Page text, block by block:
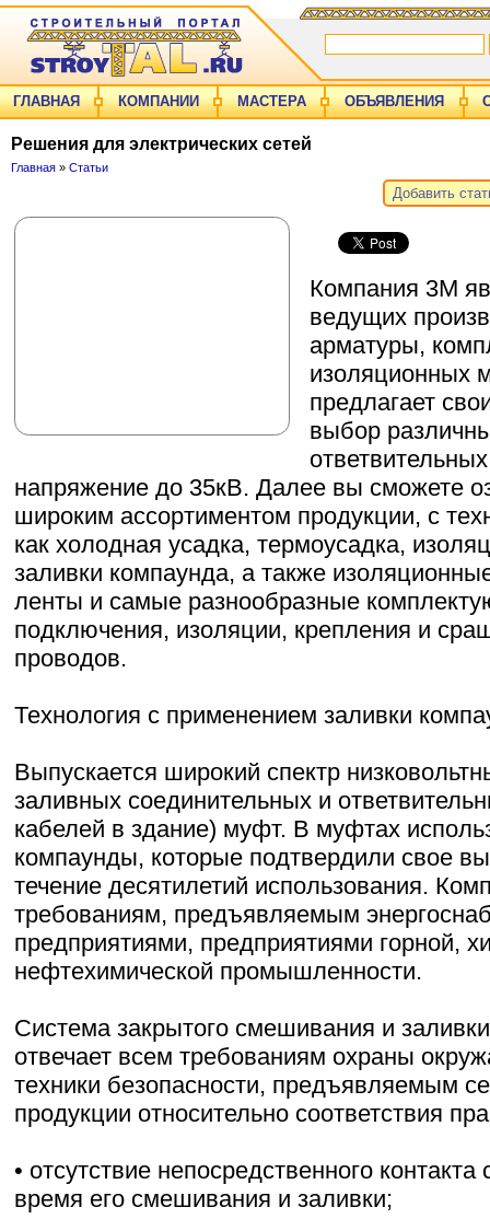
ГЛАВНАЯ КОМПАНИИ МАСТЕРА ОБЪЯВЛЕНИЯ
Решения для электрических сетей
Главная » Статьи
Добавить
Компания 3М
ведущих
арматуры,
изоляционных
предлагает
выбор
напряжение до 35кВ. Далее вы сможете
широким ассортиментом продукции, с
как холодная усадка, термоусадка,
заливки компаунда, а также
ленты и самые разнообразные
подключения, изоляции, крепления и
проводов.
Технология с применением заливки
Выпускается широкий спектр
заливных соединительных и
кабелей в здание) муфт. В муфтах
компаунды, которые подтвердили свое
течение десятилетий использования.
требованиям, предъявляемым
предприятиями, предприятиями горной,
нефтехимической промышленности.
Система закрытого смешивания и
отвечает всем требованиям охраны
техники безопасности, предъявляемым
продукции относительно соответствия
• отсутствие непосредственного
время его смешивания и заливки;